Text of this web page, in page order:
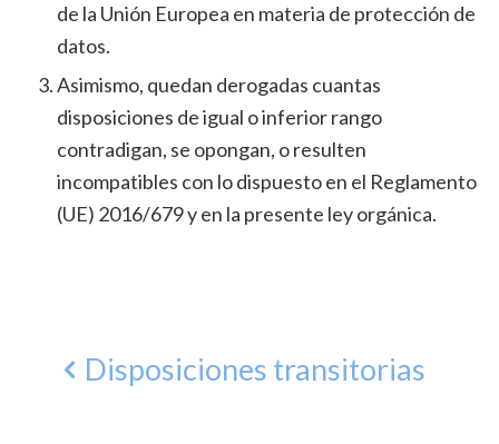
de la Unión Europea en materia de protección de
datos.
Asimismo, quedan derogadas cuantas
disposiciones de igual o inferior rango
contradigan, se opongan, o resulten
incompatibles con lo dispuesto en el Reglamento
(UE) 2016/679 y en la presente ley orgánica.
Disposiciones transitorias